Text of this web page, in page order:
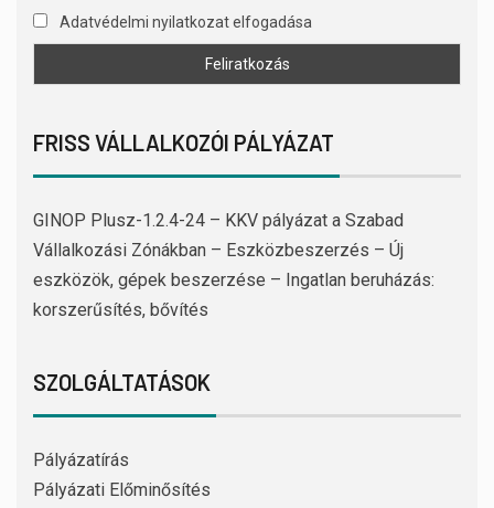
Adatvédelmi nyilatkozat elfogadása
FRISS VÁLLALKOZÓI PÁLYÁZAT
GINOP Plusz-1.2.4-24 – KKV pályázat a Szabad
Vállalkozási Zónákban – Eszközbeszerzés – Új
eszközök, gépek beszerzése – Ingatlan beruházás:
korszerűsítés, bővítés
SZOLGÁLTATÁSOK
Pályázatírás
Pályázati Előminősítés